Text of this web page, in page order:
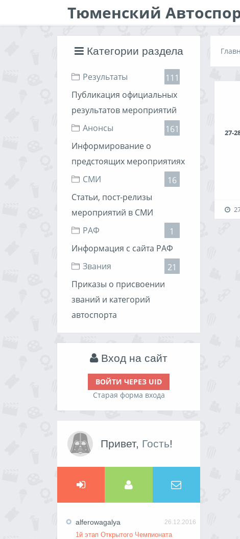
Тюменский
Категории раздела
Результаты
111
Публикация официальных
результатов мероприятий
Анонсы
161
Информирование о
предстоящих мероприятиях
СМИ
16
Статьи, пост-релизы
мероприятий в СМИ
РАФ
1
Информация с сайта РАФ
Звания
21
Приказы о присвоении
званий и категорий
автоспорта
Вход на сайт
ВОЙТИ ЧЕРЕЗ UID
Старая форма входа
Привет, Гость!
26.12.2016
alferowagalya
1й этап Открытого Чемпионата
27-